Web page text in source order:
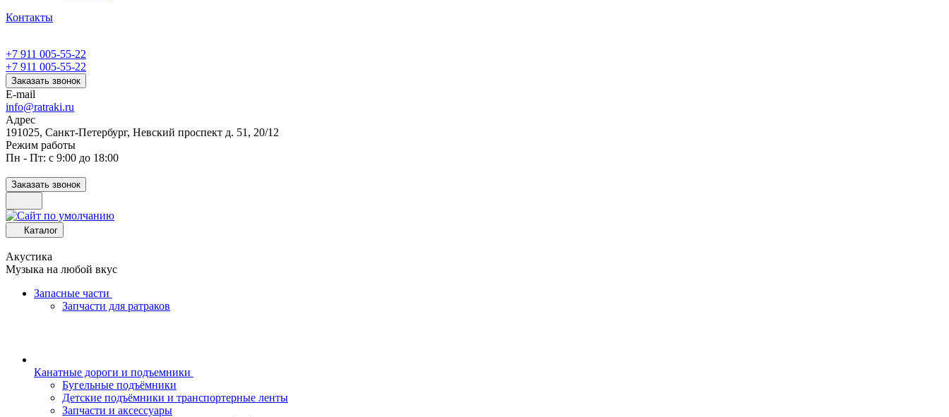
Контакты
+7 911 005-55-22
+7 911 005-55-22
Заказать звонок
E-mail
info@ratraki.ru
Адрес
191025, Санкт-Петербург, Невский проспект д. 51, 20/12
Режим работы
Пн - Пт: с 9:00 до 18:00
Заказать звонок
Каталог
Акустика
Музыка на любой вкус
Запасные части
Запчасти для ратраков
Канатные дороги и подъемники
Бугельные подъёмники
Детские подъёмники и транспортерные ленты
Запчасти и аксессуары